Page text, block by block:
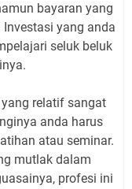
bayaran yang
yang anda
seluk beluk
relatif sangat
anda harus
atau seminar.
mutlak dalam
profesi ini